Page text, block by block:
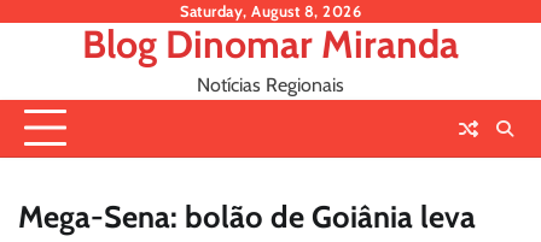
Saturday, August 8, 2026
Blog Dinomar Miranda
Notícias Regionais
Mega-Sena: bolão de Goiânia leva